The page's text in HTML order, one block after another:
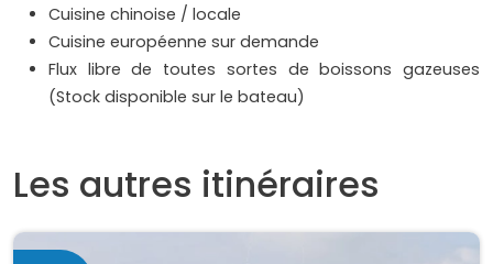
Cuisine chinoise / locale
Cuisine européenne sur demande
Flux libre de toutes sortes de boissons gazeuses
(Stock disponible sur le bateau)
Les autres itinéraires